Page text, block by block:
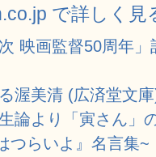
で詳しく見
次 映画監督50周年
渥美清 (広済堂文
論より「寅さん」
つらいよ』名言集~